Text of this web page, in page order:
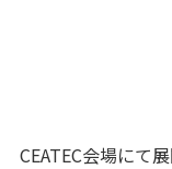
CEATEC会場にて